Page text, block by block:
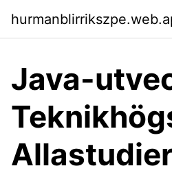
Java-